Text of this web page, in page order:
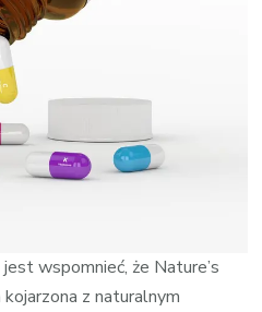
wspomnieć, że Nature’s
z naturalnym